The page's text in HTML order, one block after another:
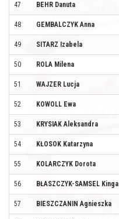
47 BEHR Danuta
48 GEMBALCZYK Anna
49 SITARZ Izabela
50 ROLA Milena
51 WAJZER Lucja
52 KOWOLL Ewa
53 KRYSIAK Aleksandra
54 KŁOSOK Katarzyna
55 KOLARCZYK Dorota
56 BŁASZCZYK-SAMSEL Kinga
57 BIESZCZANIN Agnieszka